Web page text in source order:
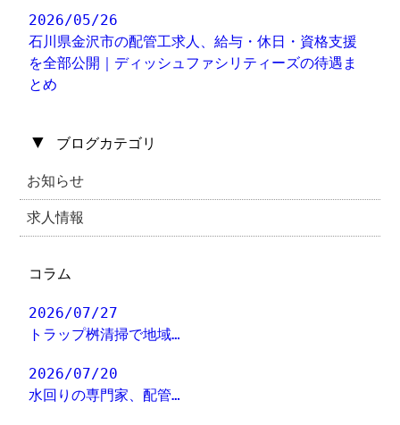
2026/05/26
石川県金沢市の配管工求人、給与・休日・資格支援
を全部公開｜ディッシュファシリティーズの待遇ま
とめ
▼ ブログカテゴリ
お知らせ
求人情報
コラム
2026/07/27
トラップ桝清掃で地域…
2026/07/20
水回りの専門家、配管…